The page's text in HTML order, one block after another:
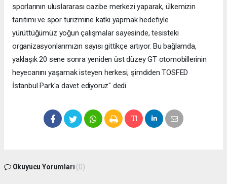
sporlarının uluslararası cazibe merkezi yaparak, ülkemizin
tanıtımı ve spor turizmine katkı yapmak hedefiyle
yürüttüğümüz yoğun çalışmalar sayesinde, tesisteki
organizasyonlarımızın sayısı gittikçe artıyor. Bu bağlamda,
yaklaşık 20 sene sonra yeniden üst düzey GT otomobillerinin
heyecanını yaşamak isteyen herkesi, şimdiden TOSFED
İstanbul Park'a davet ediyoruz" dedi.
Okuyucu Yorumları (0)